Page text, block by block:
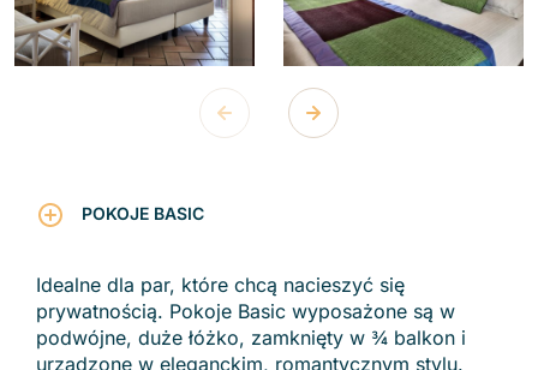
POKOJE BASIC
Idealne dla par, które chcą nacieszyć się
prywatnością. Pokoje Basic wyposażone są w
podwójne, duże łóżko, zamknięty w ¾ balkon i
urządzone w eleganckim, romantycznym stylu.